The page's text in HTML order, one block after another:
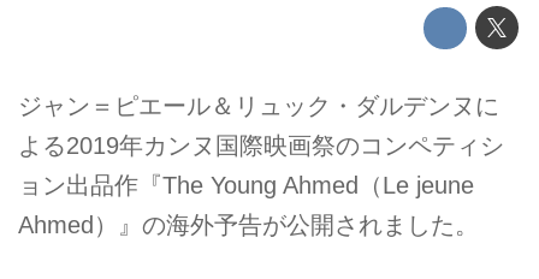
ジャン＝ピエール＆リュック・ダルデンヌに
よる2019年カンヌ国際映画祭のコンペティシ
ョン出品作『The Young Ahmed（Le jeune
Ahmed）』の海外予告が公開されました。